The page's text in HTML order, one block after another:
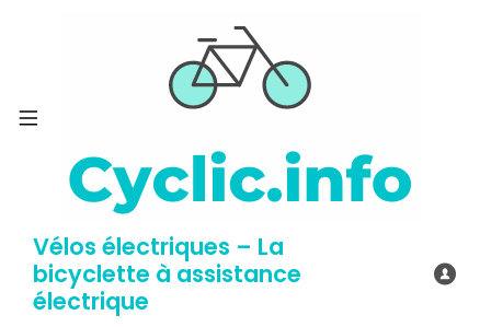
Vélos électriques – La
bicyclette à assistance
électrique